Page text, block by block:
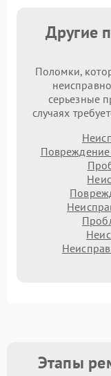
Другие
Поломки,
серьезные
случаях
Повреждение
Этапы